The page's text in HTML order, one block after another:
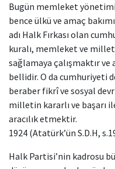
Bugün memleket
bence ülkü ve amaç
adı Halk Fırkası olan
kuralı, memleket ve
sağlamaya çalışmaktır ve
bellidir. O da cumhuriyeti
beraber fikrî ve sosyal
milletin kararlı ve başarı
aracılık etmektir.
1924 (Atatürk’ün S.D.H,
Halk Partisi’nin kadrosu